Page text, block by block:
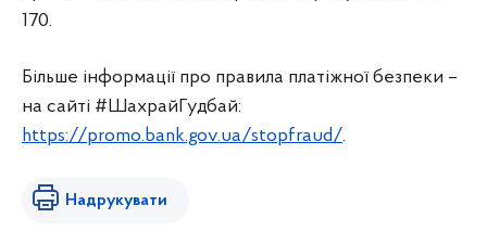
170.
Більше інформації про правила платіжної безпеки –
на сайті #ШахрайГудбай:
https://promo.bank.gov.ua/stopfraud/.
Надрукувати